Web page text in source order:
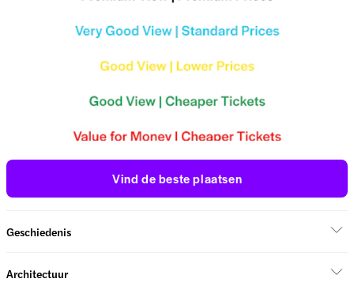
Vind de beste plaatsen
Geschiedenis
Architectuur